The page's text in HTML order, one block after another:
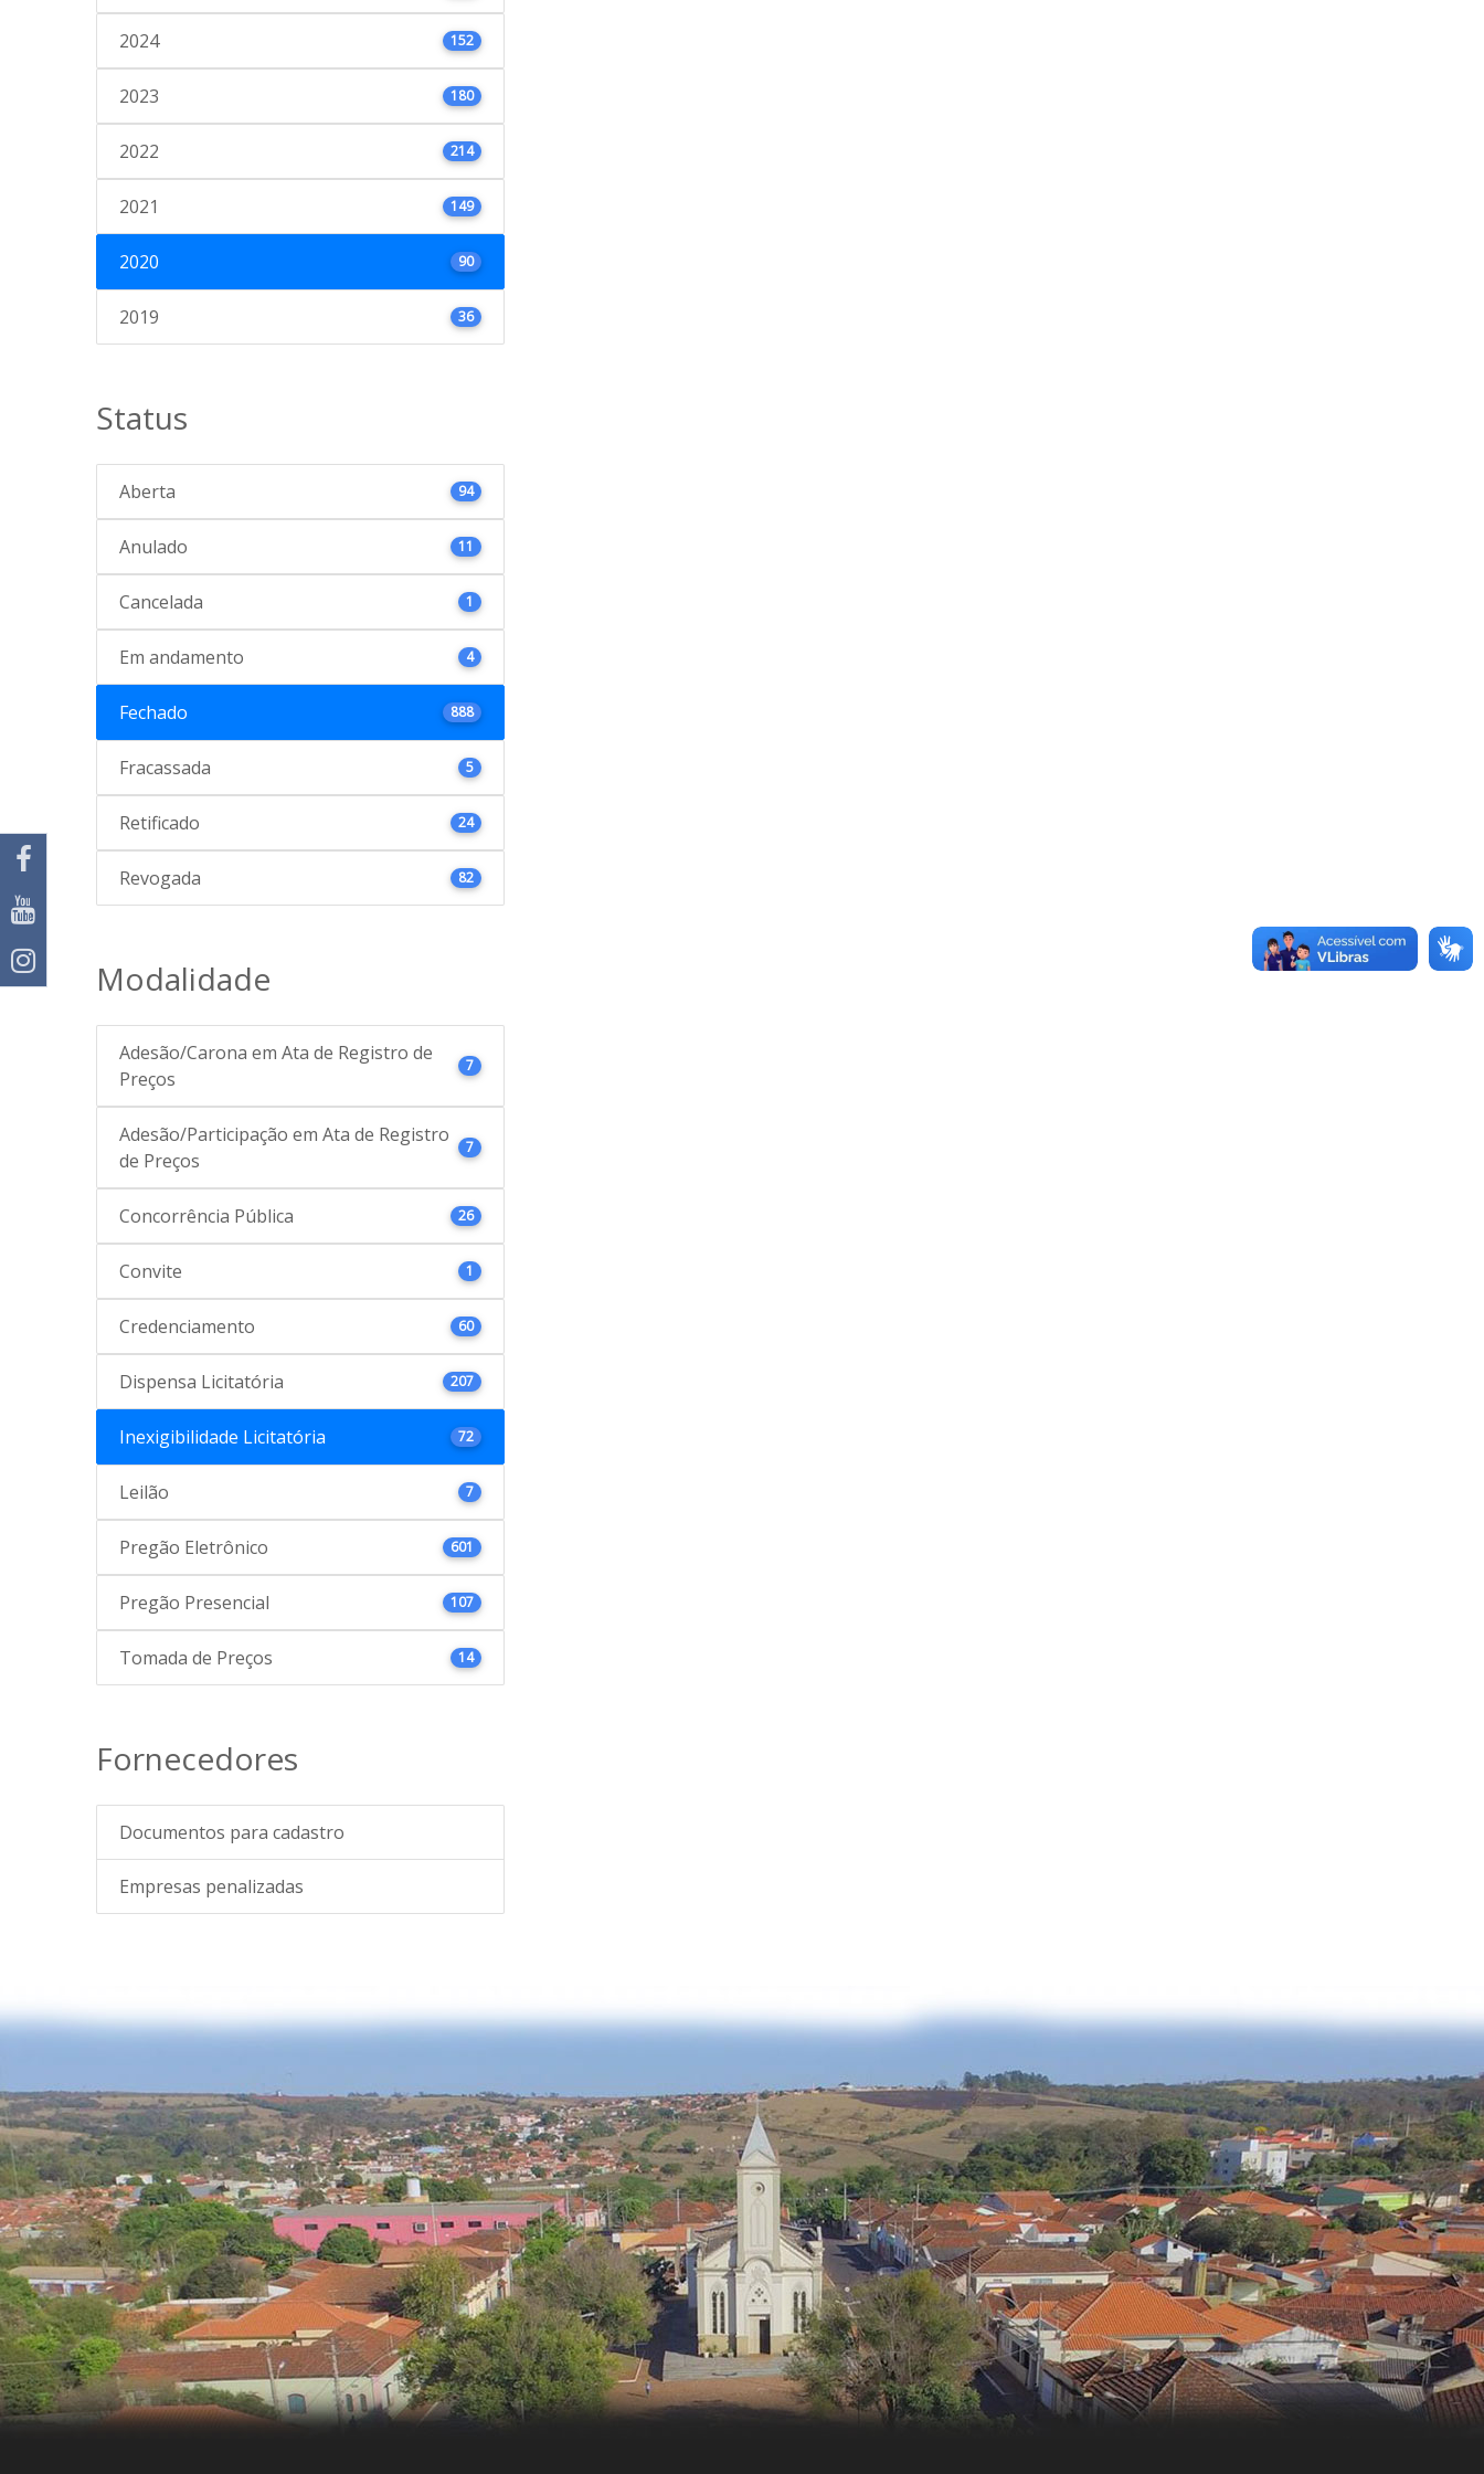
2024 152
2023 180
2022 214
2021 149
2020 90
2019 36
Status
Aberta 94
Anulado 11
Cancelada 1
Em andamento 4
Fechado 888
Fracassada 5
Retificado 24
Revogada 82
Modalidade
Adesão/Carona em Ata de Registro de
Preços
7
Adesão/Participação em Ata de Registro
de Preços
7
Concorrência Pública 26
Convite 1
Credenciamento 60
Dispensa Licitatória 207
Inexigibilidade Licitatória 72
Leilão 7
Pregão Eletrônico 601
Pregão Presencial 107
Tomada de Preços 14
Fornecedores
Documentos para cadastro
Empresas penalizadas